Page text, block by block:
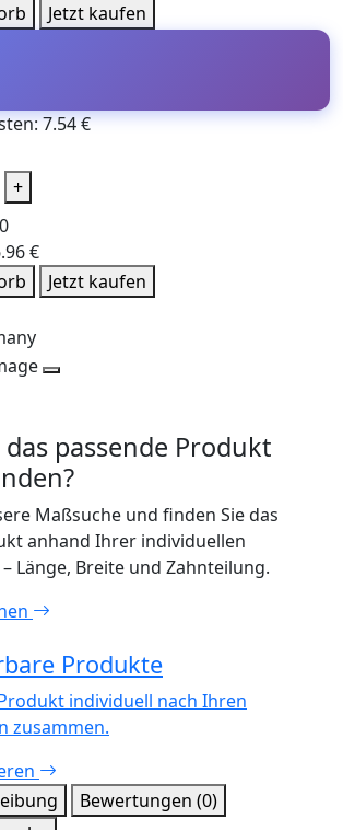
Jetzt kaufen
7.54 €
+
€
Jetzt kaufen
das passende Produkt
Maßsuche und finden Sie das
anhand Ihrer individuellen
Länge, Breite und Zahnteilung.
Produkte
individuell nach Ihren
zusammen.
Bewertungen (0)